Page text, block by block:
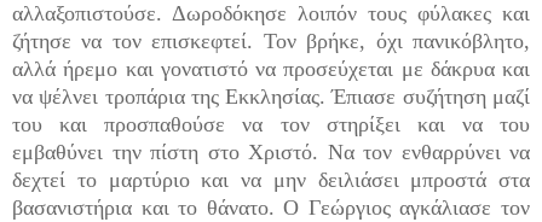
αλλαξοπιστούσε. Δωροδόκησε λοιπόν τους φύλακες και
ζήτησε να τον επισκεφτεί. Τον βρήκε, όχι πανικόβλητο,
αλλά ήρεμο και γονατιστό να προσεύχεται με δάκρυα και
να ψέλνει τροπάρια της Εκκλησίας. Έπιασε συζήτηση μαζί
του και προσπαθούσε να τον στηρίξει και να του
εμβαθύνει την πίστη στο Χριστό. Να τον ενθαρρύνει να
δεχτεί το μαρτύριο και να μην δειλιάσει μπροστά στα
βασανιστήρια και το θάνατο. Ο Γεώργιος αγκάλιασε τον